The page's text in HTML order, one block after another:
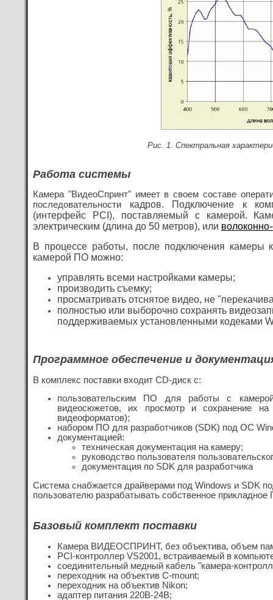
Рис. 1. Спектральная
Работа системы
Камера "ВидеоСпринт" имеет в своем составе
последовательности кадров. Подключение к
(интерфейс PCI), поставляемый с камерой.
электрическим (длина до 50 метров), или
В процессе работы, после подключения камеры
камерой ПО можно:
управлять всеми настройками камеры;
производить съемку;
просматривать отснятое видео, не
полностью или выборочно сохранять
поддерживаемых установленными кодеками
Программное обеспечение и
В комплекс поставки входит CD-диск с:
пользовательским ПО для работы с
видеосюжетов, их просмотр и сохранение
видеоформатов);
набором ПО для разработчиков (SDK) под ОС
документацией:
техническая документация на камеру;
руководство пользователя
документация по SDK для разработчика
Система снабжается драйверами под Windows и SDK
пользователю разрабатывать собственное
Базовый комплект поставки
Камера ВИДЕОСПРИНТ, без объектива, объем
PCI-контроллер VS2001, встраиваемый в
соединительный медный кабель "камера-
переходник на объектив C-mount;
переходник на объектив Nikon;
адаптер питания 220В-24В;